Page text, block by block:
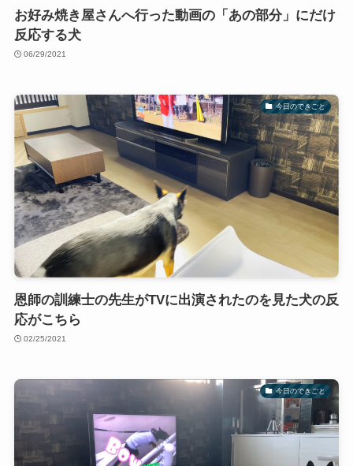
お好み焼き屋さんへ行った動画の「あの部分」にだけ
反応する犬
06/29/2021
今日のできごと
恩師の訓練士の先生がTVに出演されたのを見た犬の反
応がこちら
02/25/2021
今日のできごと